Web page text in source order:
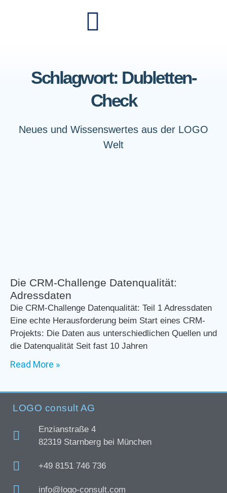
Schlagwort: Dubletten-
Check
Neues und Wissenswertes aus der LOGO
Welt
Die CRM-Challenge Datenqualität:
Adressdaten
Die CRM-Challenge Datenqualität: Teil 1 Adressdaten
Eine echte Herausforderung beim Start eines CRM-
Projekts: Die Daten aus unterschiedlichen Quellen und
die Datenqualität Seit fast 10 Jahren
Read More »
LOGO consult AG
Enzianstraße 4
82319 Starnberg bei München
+49 8151 746 736
info@logo-consult.com